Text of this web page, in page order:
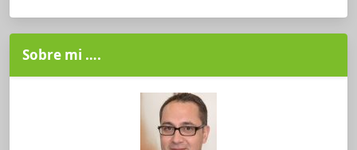
Sobre mi ….